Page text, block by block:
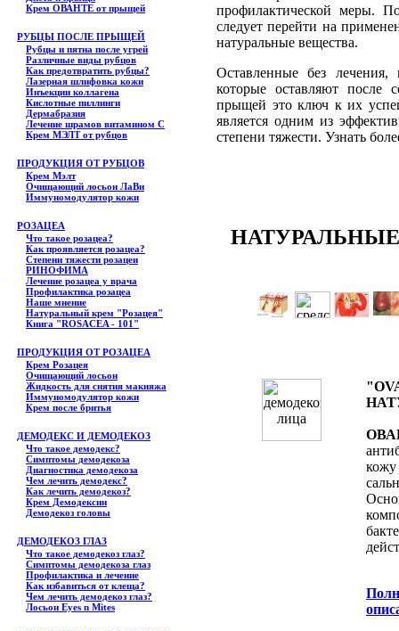
Крем ОВАНТЕ от прыщей
РУБЦЫ ПОСЛЕ ПРЫЩЕЙ
Рубцы и пятна после угрей
Различные виды рубцов
Как предотвратить рубцы?
Лазерная шлифовка кожи
Инъекции коллагена
Кислотные пиллинги
Дермабразия
Лечение шрамов витамином С
Крем МЭЛТ от рубцов
ПРОДУКЦИЯ ОТ РУБЦОВ
Крем Мэлт
Очищающий лосьон ЛаВи
Иммуномодулятор кожи
РОЗАЦЕА
Что такое розацеа?
Как проявляется розацеа?
Степени тяжести розацеи
РИНОФИМА
Лечение розацеа у врача
Профилактика розацеа
Наше мнение
Натуральный крем "Розацея"
Книга "ROSACEA - 101"
ПРОДУКЦИЯ ОТ РОЗАЦЕА
Крем Розацея
Очищающий лосьон
Жидкость для снятия макияжа
Иммуномодулятор кожи
Крем после бритья
ДЕМОДЕКС И ДЕМОДЕКОЗ
Что такое демодекс?
Симптомы демодекоза
Диагностика демодекоза
Чем лечить демодекс?
Как лечить демодекоз?
Крем Демодексин
Демодекоз головы
ДЕМОДЕКОЗ ГЛАЗ
Что такое демодекоз глаз?
Симптомы демодекоза глаз
Профилактика и лечение
Как избавиться от клеща?
Чем лечить демодекоз глаз?
Лосьон Eyes n Mites
профилактической меры.
следует перейти на
натуральные вещества.
Оставленные без
которые оставляют после
прыщей это ключ к их
является одним из
степени тяжести. Узнать